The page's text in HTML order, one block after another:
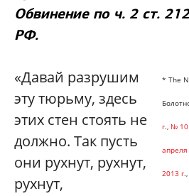
Обвинение по ч. 2 ст.
РФ.
* The
г., № 10
апреля
2013 г.,
«Давай разрушим
эту тюрьму, здесь
этих стен стоять не
должно. Так пусть
они рухнут, рухнут,
рухнут,